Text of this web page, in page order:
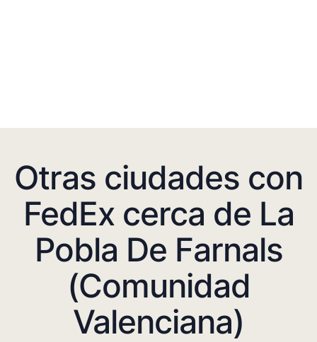
Otras ciudades con
FedEx cerca de La
Pobla De Farnals
(Comunidad
Valenciana)